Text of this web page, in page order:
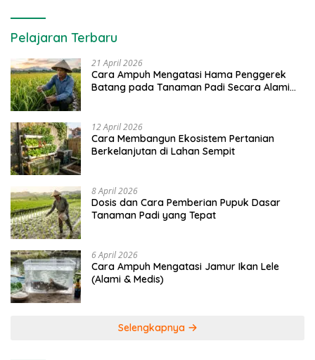
Pelajaran Terbaru
21 April 2026
Cara Ampuh Mengatasi Hama Penggerek
Batang pada Tanaman Padi Secara Alami
12 April 2026
Cara Membangun Ekosistem Pertanian
Berkelanjutan di Lahan Sempit
8 April 2026
Dosis dan Cara Pemberian Pupuk Dasar
Tanaman Padi yang Tepat
6 April 2026
Cara Ampuh Mengatasi Jamur Ikan Lele
(Alami & Medis)
Selengkapnya